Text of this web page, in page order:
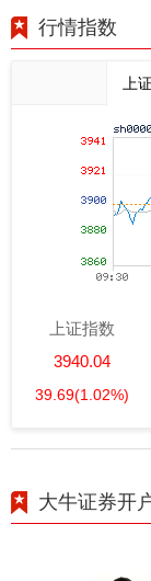
行情指数
上
上证指数
3940.04
39.69(1.02%)
大牛证券开